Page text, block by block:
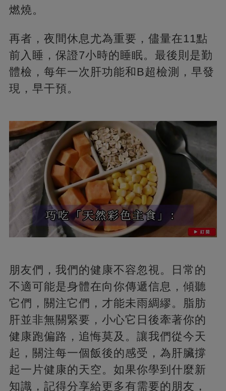
燃燒。
再者，夜間休息尤為重要，儘量在11點
前入睡，保證7小時的睡眠。最後則是勤
體檢，每年一次肝功能和B超檢測，早發
現，早干預。
朋友們，我們的健康不容忽視。日常的
不適可能是身體在向你傳遞信息，傾聽
它們，關注它們，才能未雨綢繆。脂肪
肝並非無關緊要，小心它日後牽著你的
健康跑偏路，追悔莫及。讓我們從今天
起，關注每一個飯後的感受，為肝臟撐
起一片健康的天空。如果你學到什麼新
知識，記得分享給更多有需要的朋友，